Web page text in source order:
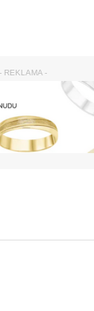
- REKLAMA -